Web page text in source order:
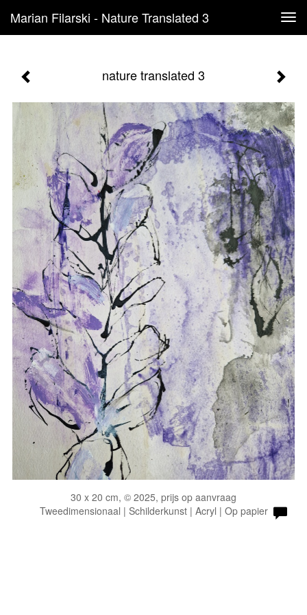
Marian Filarski - Nature Translated 3
nature translated 3
30 x 20 cm, © 2025, prijs op aanvraag
Tweedimensionaal | Schilderkunst | Acryl | Op papier